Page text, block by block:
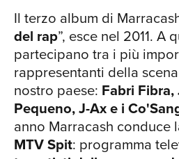
primo fra gli album più
classifiche FIMI/GFK. “NOI, LORO, GLI
ALTRI”: IL NUOVO
del 2021 tutto è pronto
evoluzione di Marracash:
loro, gli altri” ed esce con
copertine che ne
Quella principale ritrae
Il terzo album di
del rap”, esce nel 2011. A
partecipano tra i più
rappresentanti della
nostro paese: Fabri Fibra,
Pequeno, J-Ax e i
anno Marracash conduce
MTV Spit: programma